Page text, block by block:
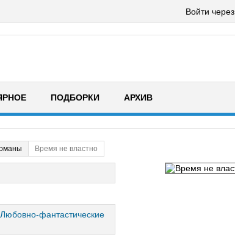
Войти через
ПОДБОРКИ АРХИВ
Время не властно
Любовно-фантастические